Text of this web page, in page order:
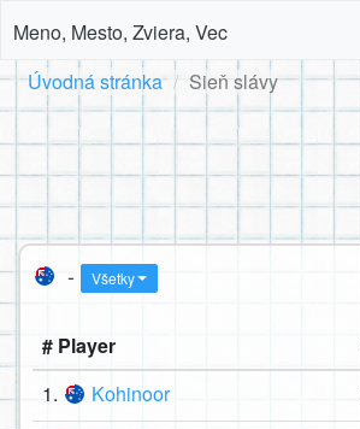
Meno, Mesto, Zviera, Vec
Úvodná stránka Sieň slávy
- Všetky
# Player
1.
Kohinoor